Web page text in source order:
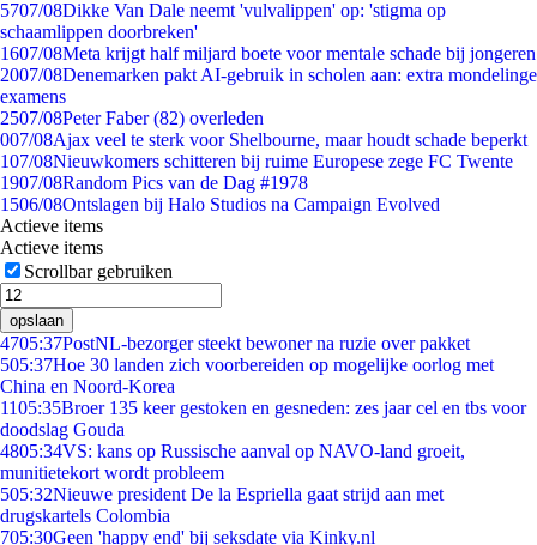
5707/08Dikke Van Dale neemt 'vulvalippen' op: 'stigma op
schaamlippen doorbreken'
1607/08Meta krijgt half miljard boete voor mentale schade bij jongeren
2007/08Denemarken pakt AI-gebruik in scholen aan: extra mondelinge
examens
2507/08Peter Faber (82) overleden
007/08Ajax veel te sterk voor Shelbourne, maar houdt schade beperkt
107/08Nieuwkomers schitteren bij ruime Europese zege FC Twente
1907/08Random Pics van de Dag #1978
1506/08Ontslagen bij Halo Studios na Campaign Evolved
Actieve items
Actieve items
Scrollbar gebruiken
opslaan
4705:37PostNL-bezorger steekt bewoner na ruzie over pakket
505:37Hoe 30 landen zich voorbereiden op mogelijke oorlog met
China en Noord-Korea
1105:35Broer 135 keer gestoken en gesneden: zes jaar cel en tbs voor
doodslag Gouda
4805:34VS: kans op Russische aanval op NAVO-land groeit,
munitietekort wordt probleem
505:32Nieuwe president De la Espriella gaat strijd aan met
drugskartels Colombia
705:30Geen 'happy end' bij seksdate via Kinky.nl